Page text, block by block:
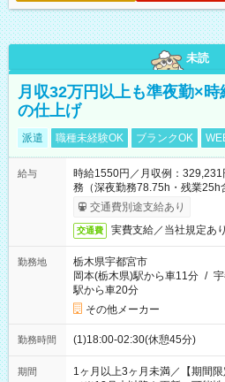
未読
月収32万円以上も準夜勤×
の仕上げ
派遣 職種未経験OK ブランクOK
給与
時給1550円／月収例：
務（深夜勤務78.75h・残業
交通費別途支給あり
交通費 実費支給／当社規定あり
勤務地
栃木県宇都宮市
岡本(栃木県)駅から車11分 /
駅から車20分
その他メーカー
勤務時間 (1)18:00-02:30(休憩45分)
期間
1ヶ月以上3ヶ月未満／【期間